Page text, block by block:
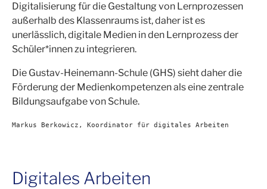
Digitalisierung für die Gestaltung von Lernprozessen
außerhalb des Klassenraums ist, daher ist es
unerlässlich, digitale Medien in den Lernprozess der
Schüler*innen zu integrieren.
Die Gustav-Heinemann-Schule (GHS) sieht daher die
Förderung der Medienkompetenzen als eine zentrale
Bildungsaufgabe von Schule.
Markus Berkowicz, Koordinator für digitales Arbeiten
Digitales Arbeiten